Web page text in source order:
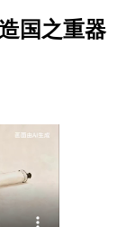
国之重器